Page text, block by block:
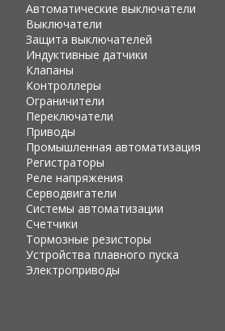
Автоматические выключатели
Выключатели
Защита выключателей
Индуктивные датчики
Клапаны
Контроллеры
Ограничители
Переключатели
Приводы
Промышленная автоматизация
Регистраторы
Реле напряжения
Серводвигатели
Системы автоматизации
Счетчики
Тормозные резисторы
Устройства плавного пуска
Электроприводы